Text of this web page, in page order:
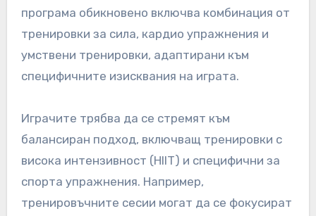
програма обикновено включва комбинация от
тренировки за сила, кардио упражнения и
умствени тренировки, адаптирани към
специфичните изисквания на играта.
Играчите трябва да се стремят към
балансиран подход, включващ тренировки с
висока интензивност (HIIT) и специфични за
спорта упражнения. Например,
тренировъчните сесии могат да се фокусират